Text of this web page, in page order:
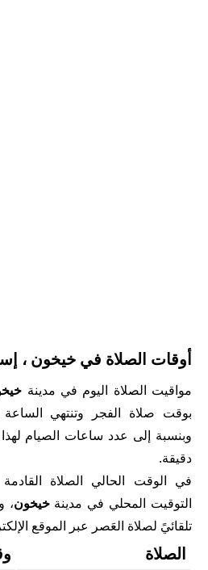
أوقات الصلاة في خيخون ،
مواقيت الصلاة اليوم في مدينة
بوقت صلاة الفجر وتنتهي
دقيقة.
في الوقت الحالي الصلاة
التوقيت المحلي في مدينةخيخون،
تلقائيً لصلاة العَصر عبر الموقع
الصلاة